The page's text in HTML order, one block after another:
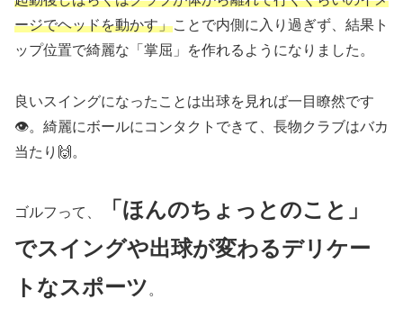
ージでヘッドを動かす」ことで内側に入り過ぎず、結果ト
ップ位置で綺麗な「掌屈」を作れるようになりました。
良いスイングになったことは出球を見れば一目瞭然です
👁️。綺麗にボールにコンタクトできて、長物クラブはバカ
当たり🙌。
ゴルフって、
「ほんのちょっとのこと」
でスイングや出球が変わるデリケー
トなスポーツ 。